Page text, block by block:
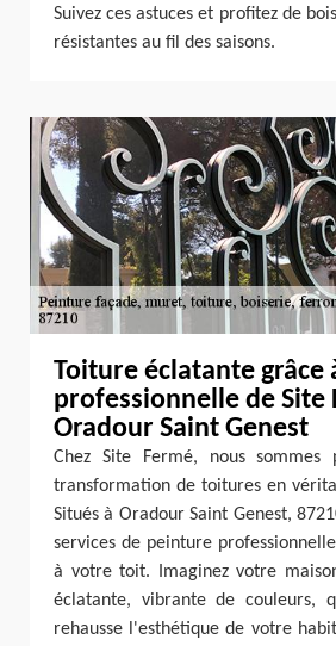
Suivez ces astuces et profitez de
résistantes au fil des saisons.
Toiture éclatante grâce
professionnelle de Site
Oradour Saint Genest
Chez Site Fermé, nous sommes
transformation de toitures en
Situés à Oradour Saint Genest,
services de peinture
à votre toit. Imaginez votre
éclatante, vibrante de couleurs,
rehausse l'esthétique de votre